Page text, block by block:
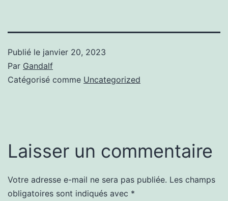
Publié le janvier 20, 2023
Par Gandalf
Catégorisé comme Uncategorized
Laisser un commentaire
Votre adresse e-mail ne sera pas publiée. Les champs
obligatoires sont indiqués avec *